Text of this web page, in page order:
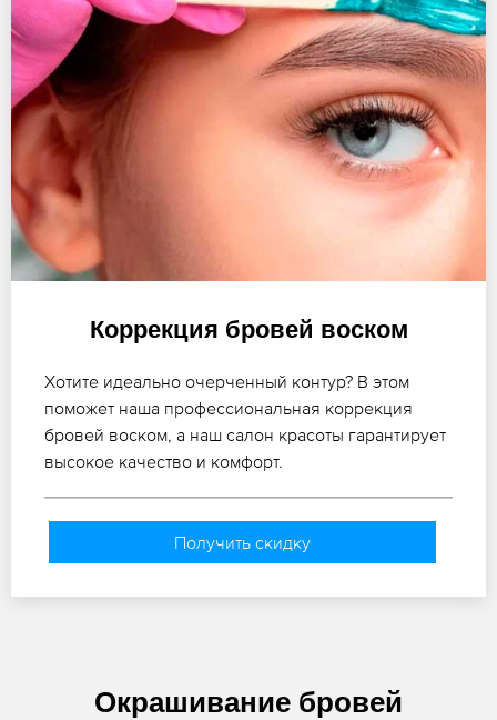
Коррекция бровей воском
Хотите идеально очерченный контур? В этом
поможет наша профессиональная коррекция
бровей воском, а наш салон красоты гарантирует
высокое качество и комфорт.
Получить скидку
Окрашивание бровей